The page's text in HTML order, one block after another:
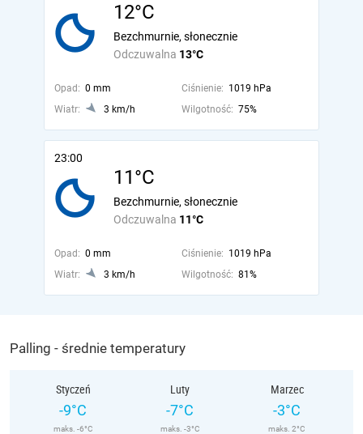
12°C
Odczuwalna 13°C
Bezchmurnie, słonecznie
Opad: 0 mm Ciśnienie: 1019 hPa
Wiatr:
3 km/h Wilgotność: 75%
23:00
11°C
Odczuwalna 11°C
Bezchmurnie, słonecznie
Opad: 0 mm Ciśnienie: 1019 hPa
Wiatr:
3 km/h Wilgotność: 81%
Palling - średnie temperatury
Styczeń
-9°C
maks. -6°C
Luty
-7°C
maks. -3°C
Marzec
-3°C
maks. 2°C